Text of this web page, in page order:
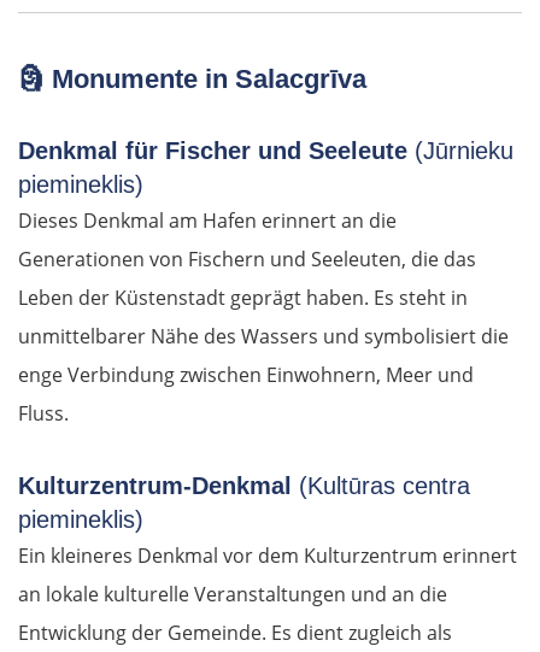
🗿 Monumente in Salacgrīva
Denkmal für Fischer und Seeleute (Jūrnieku
piemineklis)
Dieses Denkmal am Hafen erinnert an die
Generationen von Fischern und Seeleuten, die das
Leben der Küstenstadt geprägt haben. Es steht in
unmittelbarer Nähe des Wassers und symbolisiert die
enge Verbindung zwischen Einwohnern, Meer und
Fluss.
Kulturzentrum-Denkmal (Kultūras centra
piemineklis)
Ein kleineres Denkmal vor dem Kulturzentrum erinnert
an lokale kulturelle Veranstaltungen und an die
Entwicklung der Gemeinde. Es dient zugleich als